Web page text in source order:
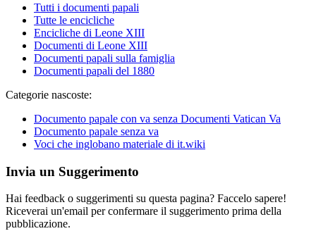
Tutti i documenti papali
Tutte le encicliche
Encicliche di Leone XIII
Documenti di Leone XIII
Documenti papali sulla famiglia
Documenti papali del 1880
Categorie nascoste:
Documento papale con va senza Documenti Vatican Va
Documento papale senza va
Voci che inglobano materiale di it.wiki
Invia un Suggerimento
Hai feedback o suggerimenti su questa pagina? Faccelo sapere!
Riceverai un'email per confermare il suggerimento prima della
pubblicazione.